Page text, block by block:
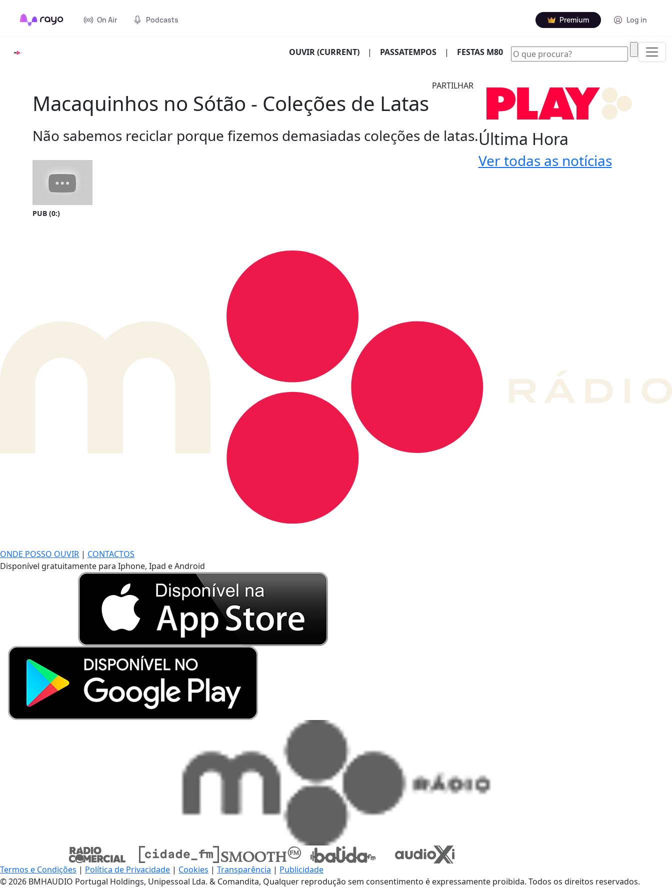
On Air Podcasts Premium Log in
OUVIR(CURRENT) | PASSATEMPOS | FESTAS M80
PARTILHAR
Macaquinhos no Sótão - Coleções de Latas
Não sabemos reciclar porque fizemos demasiadas coleções de latas.
PUB (0:)
Última Hora
Ver todas as notícias
ONDE POSSO OUVIR | CONTACTOS
Disponível gratuitamente para Iphone, Ipad e Android
Termos e Condições | Política de Privacidade | Cookies | Transparência | Publicidade
© 2026 BMHAUDIO Portugal Holdings, Unipessoal Lda. & Comandita, Qualquer reprodução sem consentimento é expressamente proibida. Todos os direitos reservados.